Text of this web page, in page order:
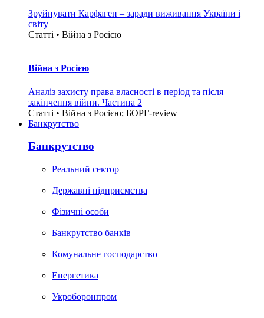
Зруйнувати Карфаген – заради виживання України і
світу
Статті • Війна з Росією
Війна з Росією
Аналіз захисту права власності в період та після
закінчення війни. Частина 2
Статті • Війна з Росією; БОРГ-review
Банкрутство
Банкрутство
Реальний сектор
Державні підприємства
Фізичні особи
Банкрутство банків
Комунальне господарство
Енергетика
Укроборонпром